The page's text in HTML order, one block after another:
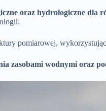
oraz hydrologiczne
pomiarowej,
zasobami wodnymi oraz